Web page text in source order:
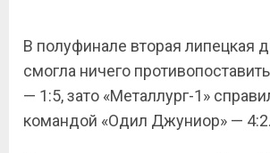
В полуфинале вторая липецкая
смогла ничего
— 1:5, зато «Металлург-1»
командой «Одил Джуниор» — 4:2.